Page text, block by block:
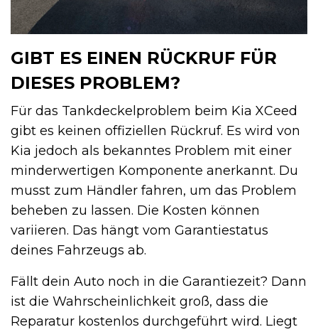
GIBT ES EINEN RÜCKRUF FÜR
DIESES PROBLEM?
Für das Tankdeckelproblem beim Kia XCeed
gibt es keinen offiziellen Rückruf. Es wird von
Kia jedoch als bekanntes Problem mit einer
minderwertigen Komponente anerkannt. Du
musst zum Händler fahren, um das Problem
beheben zu lassen. Die Kosten können
variieren. Das hängt vom Garantiestatus
deines Fahrzeugs ab.
Fällt dein Auto noch in die Garantiezeit? Dann
ist die Wahrscheinlichkeit groß, dass die
Reparatur kostenlos durchgeführt wird. Liegt